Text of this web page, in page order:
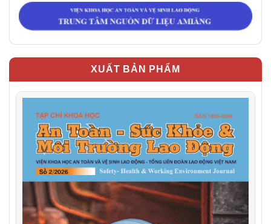
XUẤT BẢN PHẨM